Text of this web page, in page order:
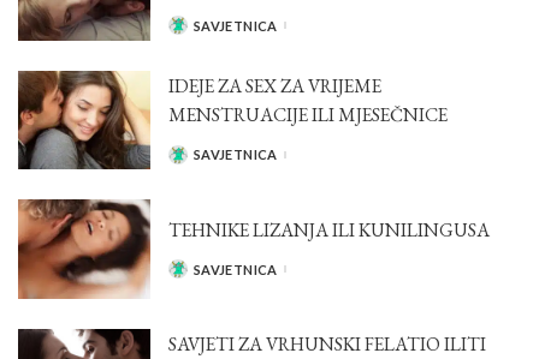
POSTED
SAVJETNICA
IDEJE ZA SEX ZA VRIJEME
MENSTRUACIJE ILI MJESEČNICE
POSTED
SAVJETNICA
TEHNIKE LIZANJA ILI KUNILINGUSA
POSTED
SAVJETNICA
SAVJETI ZA VRHUNSKI FELATIO ILITI